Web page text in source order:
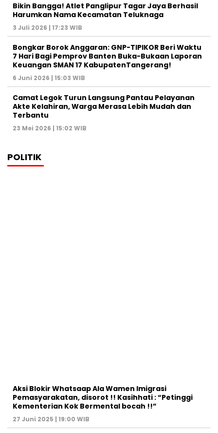
Bikin Bangga! Atlet Panglipur Tagar Jaya Berhasil
Harumkan Nama Kecamatan Teluknaga
3 Juli 2026 | 17:23 WIB
Bongkar Borok Anggaran: GNP-TIPIKOR Beri Waktu
7 Hari Bagi Pemprov Banten Buka-Bukaan Laporan
Keuangan SMAN 17 KabupatenTangerang!
6 Juni 2026 | 15:03 WIB
‎Camat Legok Turun Langsung Pantau Pelayanan
Akte Kelahiran, Warga Merasa Lebih Mudah dan
Terbantu‎
23 Mei 2026 | 15:02 WIB
POLITIK
Aksi Blokir Whatsaap Ala Wamen Imigrasi
Pemasyarakatan, disorot !! Kasihhati : “Petinggi
Kementerian Kok Bermental bocah !!”
27 Juni 2025 | 19:00 WIB